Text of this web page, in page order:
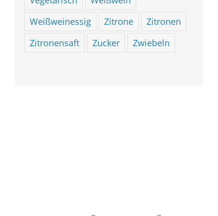
Weißweinessig
Zitrone
Zitronen
Zitronensaft
Zucker Zwiebeln